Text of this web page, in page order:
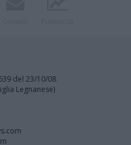
del 23/10/08
Legnanese)